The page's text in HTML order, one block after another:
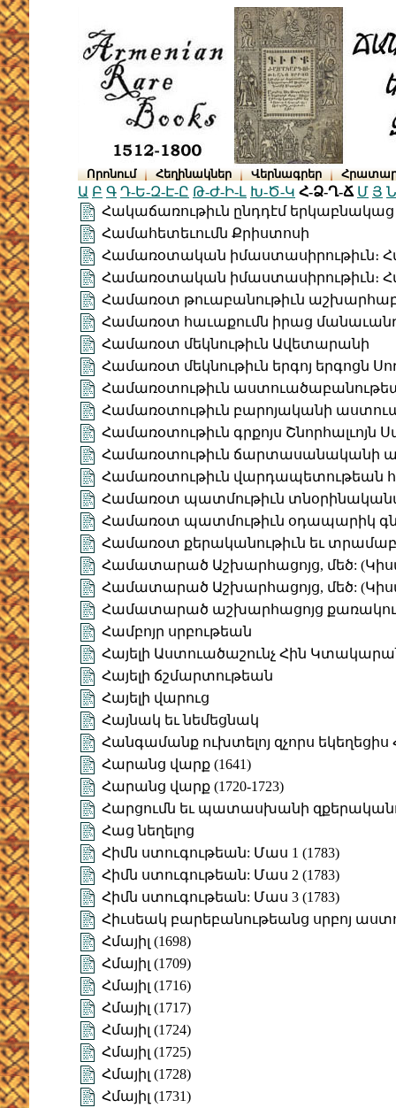
Որոնում Հեղինակներ Վերնագրեր
Ա Բ Գ Դ-Ե-Զ-Է-Ը Թ-Ժ-Ի-Լ Խ-Ծ-Կ Հ-Ձ-Ղ-Ճ Մ Յ
Հակաճառութիւն ընդդէմ երկաբնակաց
Համահետեւումն Քրիստոսի
Համառօտական իմաստասիրութիւն։
Համառօտական իմաստասիրութիւն։
Համառօտ թուաբանութիւն
Համառօտ հաւաքումն իրաց
Համառօտ մեկնութիւն Ավետարանի
Համառօտ մեկնութիւն երգոյ երգոցն
Համառօտութիւն
Համառօտութիւն բարոյականի
Համառօտութիւն գրքոյս Շնորհալւոյն
Համառօտութիւն ճարտասանականի
Համառօտութիւն վարդապետութեան
Համառօտ պատմութիւն
Համառօտ պատմութիւն օդապարիկ
Համառօտ քերականութիւն եւ
Համատարած Աշխարհացոյց, մեծ:
Համատարած Աշխարհացոյց, մեծ:
Համատարած աշխարհացոյց
Համբոյր սրբութեան
Հայելի Աստուածաշունչ Հին
Հայելի ճշմարտութեան
Հայելի վարուց
Հայնակ եւ նեմեցնակ
Հանգամանք ուխտելոյ զչորս եկեղեցիս
Հարանց վարք (1641)
Հարանց վարք (1720-1723)
Հարցումն եւ պատասխանի
Հաց նեղելոց
Հիմն ստուգութեան: Մաս 1 (1783)
Հիմն ստուգութեան: Մաս 2 (1783)
Հիմն ստուգութեան: Մաս 3 (1783)
Հիւսեակ բարեբանութեանց սրբոյ
Հմայիլ (1698)
Հմայիլ (1709)
Հմայիլ (1716)
Հմայիլ (1717)
Հմայիլ (1724)
Հմայիլ (1725)
Հմայիլ (1728)
Հմայիլ (1731)